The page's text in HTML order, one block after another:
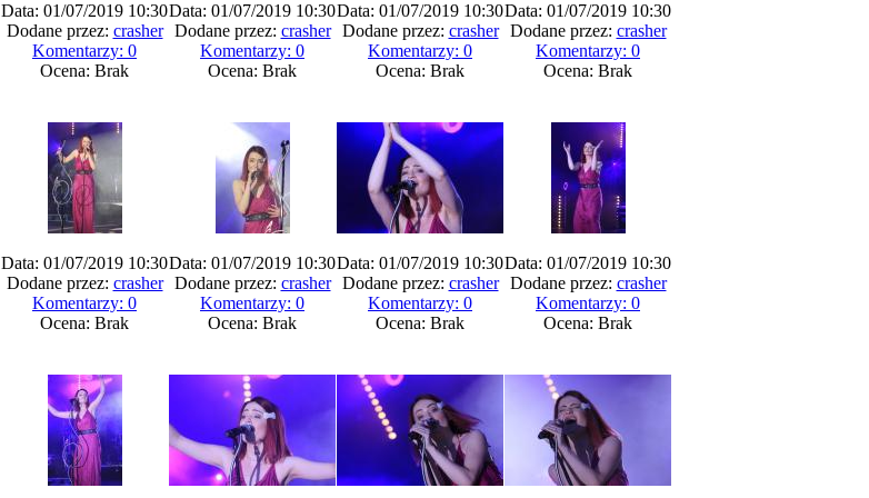
Data: 01/07/2019 10:30
Dodane przez: crasher
Komentarzy: 0
Ocena: Brak
Data: 01/07/2019 10:30
Dodane przez: crasher
Komentarzy: 0
Ocena: Brak
Data: 01/07/2019 10:30
Dodane przez: crasher
Komentarzy: 0
Ocena: Brak
Data: 01/07/2019 10:30
Dodane przez: crasher
Komentarzy: 0
Ocena: Brak
Data: 01/07/2019 10:30
Dodane przez: crasher
Komentarzy: 0
Ocena: Brak
Data: 01/07/2019 10:30
Dodane przez: crasher
Komentarzy: 0
Ocena: Brak
Data: 01/07/2019 10:30
Dodane przez: crasher
Komentarzy: 0
Ocena: Brak
Data: 01/07/2019 10:30
Dodane przez: crasher
Komentarzy: 0
Ocena: Brak